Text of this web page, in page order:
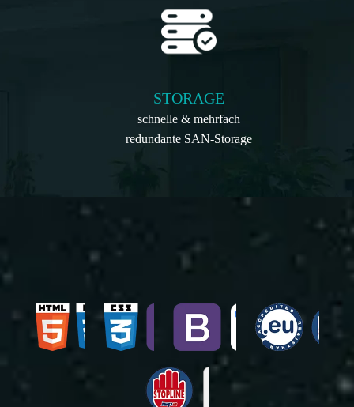
STORAGE
schnelle & mehrfach
redundante SAN-Storage